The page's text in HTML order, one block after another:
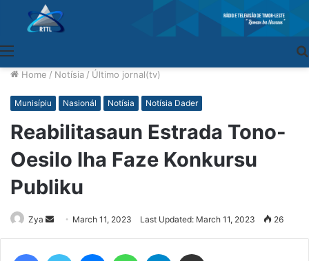
Home / Notísia / Último jornal(tv)
Munisípiu Nasionál Notísia Notísia Dader
Reabilitasaun Estrada Tono-
Oesilo Iha Faze Konkursu
Publiku
Zya
Send
an
email
March 11, 2023 Last Updated: March 11, 2023 26